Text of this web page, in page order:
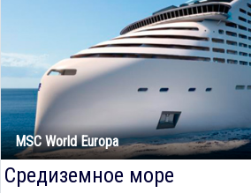
MSC World Europa
Средиземное море